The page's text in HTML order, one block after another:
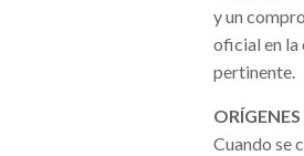
y un
oficial en la
pertinente.
Cuando se